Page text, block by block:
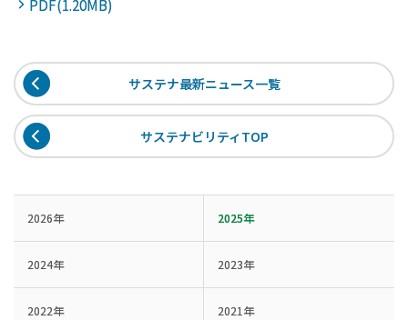
PDF(1.20MB)
サステナ最新ニュース一覧
サステナビリティTOP
2026年 2025年
2024年 2023年
2022年 2021年